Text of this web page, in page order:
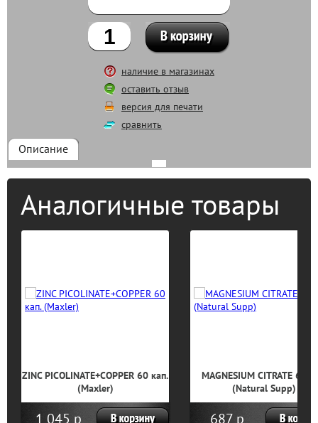
наличие в магазинах
оставить отзыв
версия для печати
сравнить
Описание
Аналогичные товары
ZINC PICOLINATE+COPPER 60 кап.
(Maxler)
1 045 р
MAGNESIUM CITRATE 60
(Natural Supp)
687 р